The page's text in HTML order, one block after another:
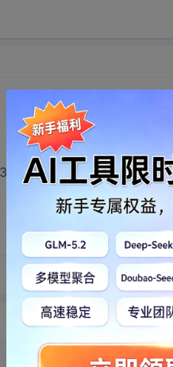
11225038的资源，谢谢帮忙
转发到动态 举报